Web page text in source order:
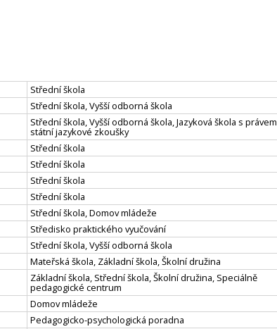
Střední škola
Střední škola, Vyšší odborná škola
Střední škola, Vyšší odborná škola, Jazyková škola s právem
státní jazykové zkoušky
Střední škola
Střední škola
Střední škola
Střední škola
Střední škola, Domov mládeže
Středisko praktického vyučování
Střední škola, Vyšší odborná škola
Mateřská škola, Základní škola, Školní družina
Základní škola, Střední škola, Školní družina, Speciálně
pedagogické centrum
Domov mládeže
Pedagogicko-psychologická poradna